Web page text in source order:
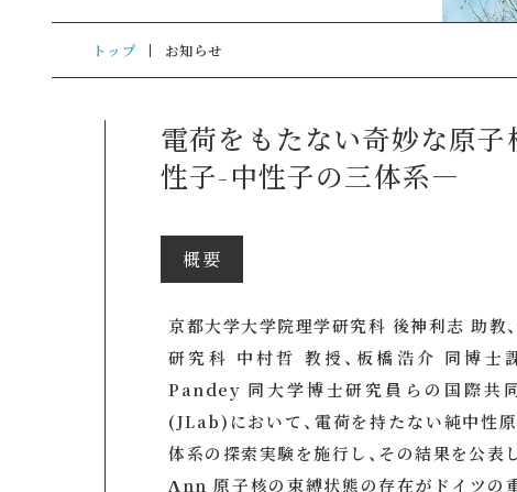
トップ お知らせ
電荷をもたない奇妙な原
性子-中性子の三体系―
概要
京都大学大学院理学研究科 後神利志 助教
研究科 中村哲 教授、板橋浩介 同博士
Pandey 同大学博士研究員らの国際共
(JLab)において、電荷を持たない純中
体系の探索実験を施行し、その結果を公表
Λnn 原子核の束縛状態の存在がドイツの